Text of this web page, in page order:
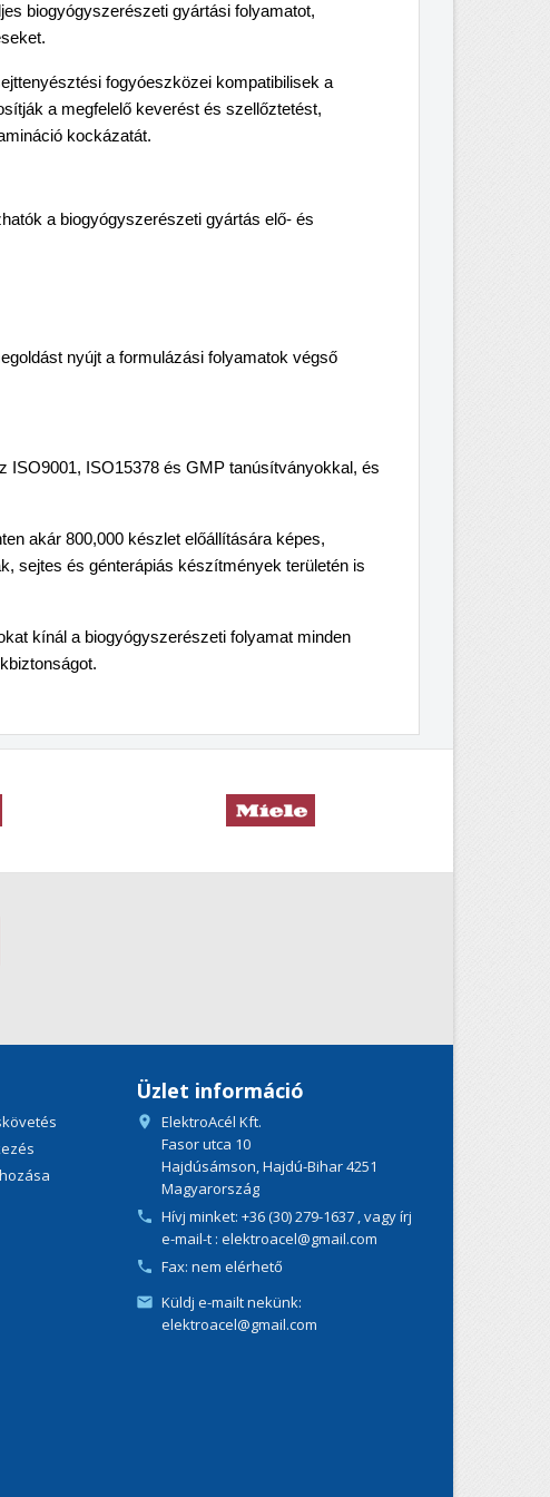
biogyógyszerészeti gyártási folyamatot,
fogyóeszközei kompatibilisek a
a megfelelő keverést és szellőztetést,
kockázatát.
a biogyógyszerészeti gyártás elő- és
nyújt a formulázási folyamatok végső
ISO9001, ISO15378 és GMP tanúsítványokkal, és
akár 800,000 készlet előállítására képes,
sejtes és génterápiás készítmények területén is
kínál a biogyógyszerészeti folyamat minden
Üzlet információ

ElektroAcél Kft.
Fasor utca 10
Hajdúsámson, Hajdú-Bihar 4251
Magyarország
 Hívj minket: +36 (30) 279-1637, vagy írj
e-mail-t : elektroacel@gmail.com
 Fax: nem elérhető
 Küldj e-mailt nekünk:
elektroacel@gmail.com